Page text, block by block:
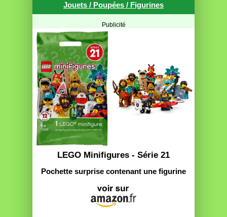
Jouets / Poupées / Figurines
Publicité
LEGO Minifigures - Série 21
Pochette surprise contenant une figurine